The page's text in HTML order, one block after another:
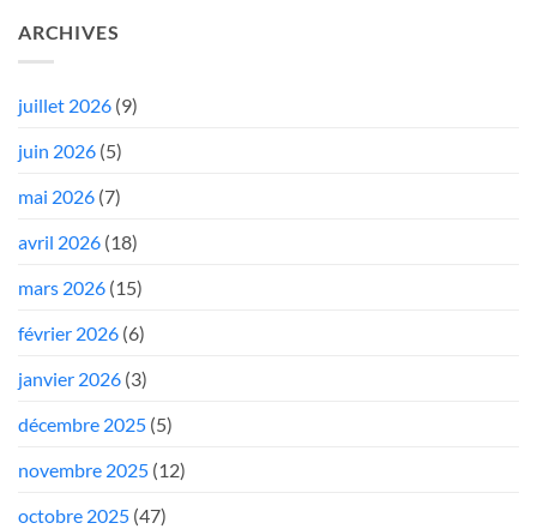
ARCHIVES
juillet 2026 (9)
juin 2026 (5)
mai 2026 (7)
avril 2026 (18)
mars 2026 (15)
février 2026 (6)
janvier 2026 (3)
décembre 2025 (5)
novembre 2025 (12)
octobre 2025 (47)